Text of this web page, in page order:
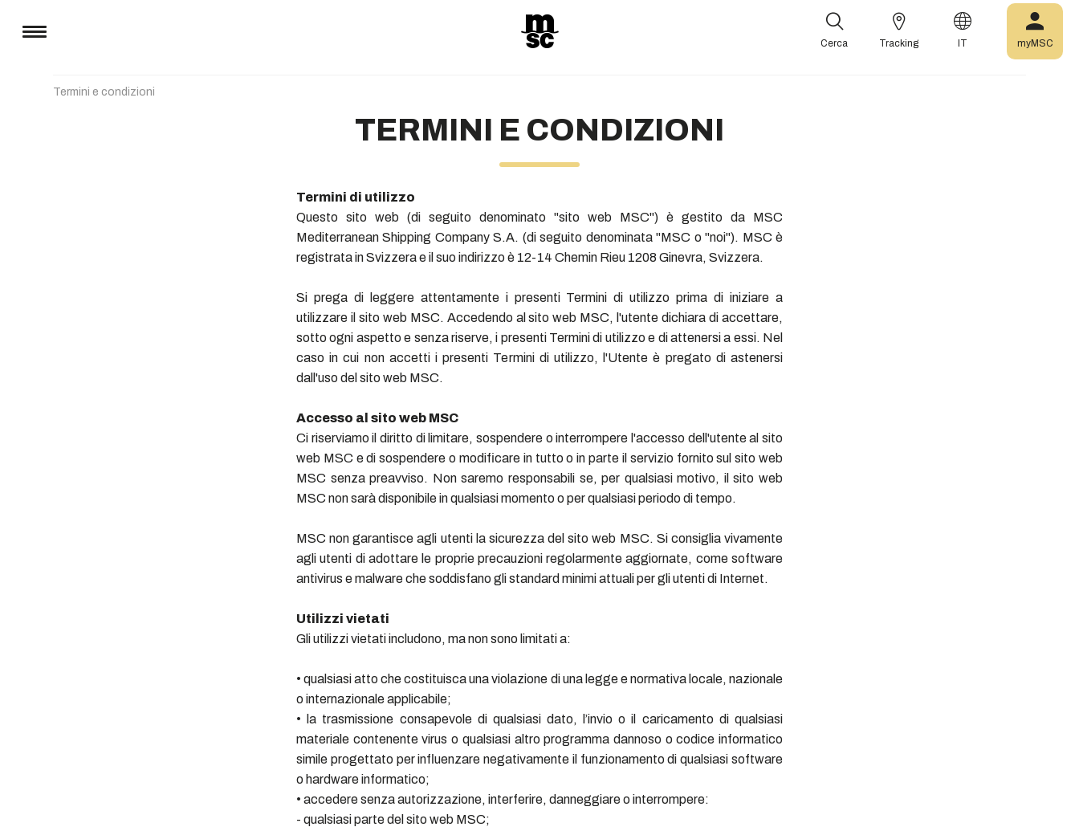
Cerca Tracking IT myMSC
Termini e condizioni
TERMINI E CONDIZIONI
Termini di utilizzo
Questo sito web (di seguito denominato "sito web MSC") è gestito da MSC
Mediterranean Shipping Company S.A. (di seguito denominata "MSC o "noi"). MSC è
registrata in Svizzera e il suo indirizzo è 12-14 Chemin Rieu 1208 Ginevra, Svizzera.
Si prega di leggere attentamente i presenti Termini di utilizzo prima di iniziare a
utilizzare il sito web MSC. Accedendo al sito web MSC, l'utente dichiara di accettare,
sotto ogni aspetto e senza riserve, i presenti Termini di utilizzo e di attenersi a essi. Nel
caso in cui non accetti i presenti Termini di utilizzo, l'Utente è pregato di astenersi
dall'uso del sito web MSC.
Accesso al sito web MSC
Ci riserviamo il diritto di limitare, sospendere o interrompere l'accesso dell'utente al sito
web MSC e di sospendere o modificare in tutto o in parte il servizio fornito sul sito web
MSC senza preavviso. Non saremo responsabili se, per qualsiasi motivo, il sito web
MSC non sarà disponibile in qualsiasi momento o per qualsiasi periodo di tempo.
MSC non garantisce agli utenti la sicurezza del sito web MSC. Si consiglia vivamente
agli utenti di adottare le proprie precauzioni regolarmente aggiornate, come software
antivirus e malware che soddisfano gli standard minimi attuali per gli utenti di Internet.
Utilizzi vietati
Gli utilizzi vietati includono, ma non sono limitati a:
• qualsiasi atto che costituisca una violazione di una legge e normativa locale, nazionale
o internazionale applicabile;
• la trasmissione consapevole di qualsiasi dato, l’invio o il caricamento di qualsiasi
materiale contenente virus o qualsiasi altro programma dannoso o codice informatico
simile progettato per influenzare negativamente il funzionamento di qualsiasi software
o hardware informatico;
• accedere senza autorizzazione, interferire, danneggiare o interrompere:
- qualsiasi parte del sito web MSC;